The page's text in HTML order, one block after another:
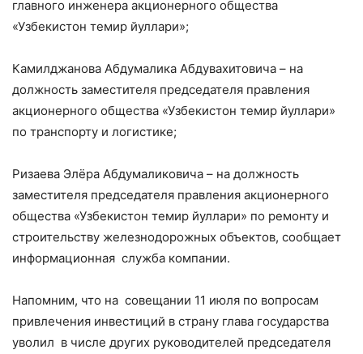
главного инженера акционерного общества
«Узбекистон темир йуллари»;
Камилджанова Абдумалика Абдувахитовича – на
должность заместителя председателя правления
акционерного общества «Узбекистон темир йуллари»
по транспорту и логистике;
Ризаева Элёра Абдумаликовича – на должность
заместителя председателя правления акционерного
общества «Узбекистон темир йуллари» по ремонту и
строительству железнодорожных объектов, сообщает
информационная служба компании.
Напомним, что на совещании 11 июля по вопросам
привлечения инвестиций в страну глава государства
уволил в числе других руководителей председателя